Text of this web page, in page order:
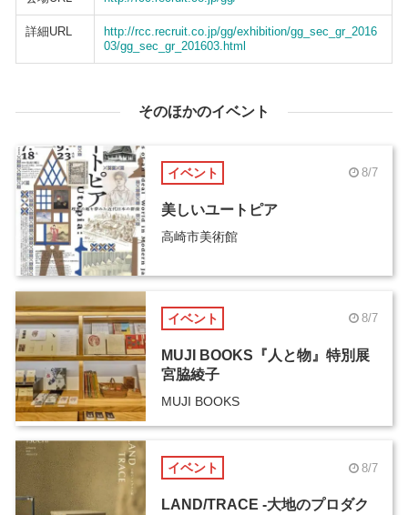
詳細URL
http://rcc.recruit.co.jp/gg/exhibition/gg_sec_gr_2016
03/gg_sec_gr_201603.html
そのほかのイベント
イベント 8/7
美しいユートピア
高崎市美術館
イベント 8/7
MUJI BOOKS『人と物』特別展
宮脇綾子
MUJI BOOKS
イベント 8/7
LAND/TRACE -大地のプロダク